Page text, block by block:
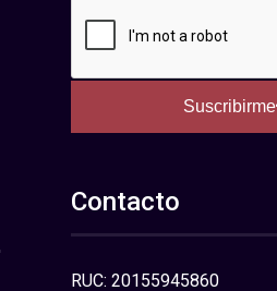
Suscribirme
Contacto
RUC: 20155945860